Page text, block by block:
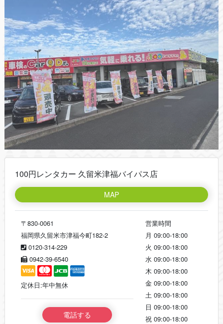
100円レンタカー 久留米津福バイパス店
MAP
〒830-0061
福岡県久留米市津福今町182-2
0120-314-229
0942-39-6540
定休日:年中無休
電話する
営業時間
月 09:00-18:00
火 09:00-18:00
水 09:00-18:00
木 09:00-18:00
金 09:00-18:00
土 09:00-18:00
日 09:00-18:00
祝 09:00-18:00